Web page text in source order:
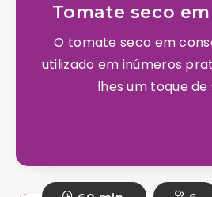
Tomate seco
O tomate seco em
utilizado em inúmeros
lhes um toque de